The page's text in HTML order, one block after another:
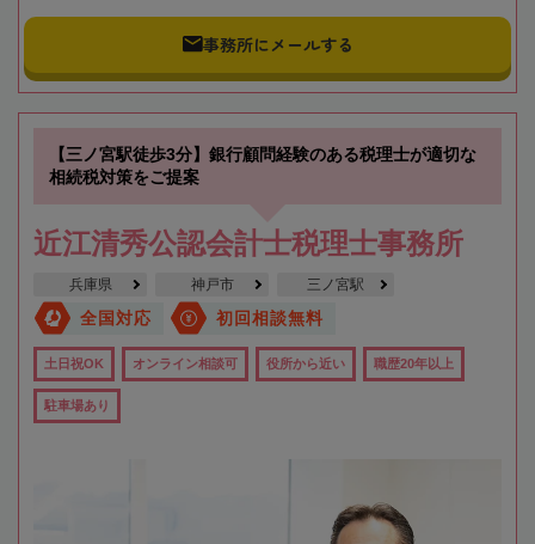
事務所にメールする
【三ノ宮駅徒歩3分】銀行顧問経験のある税理士が適切な
相続税対策をご提案
近江清秀公認会計士税理士事務所
兵庫県 神戸市 三ノ宮駅
全国対応 初回相談無料
土日祝OK オンライン相談可 役所から近い 職歴20年以上
駐車場あり